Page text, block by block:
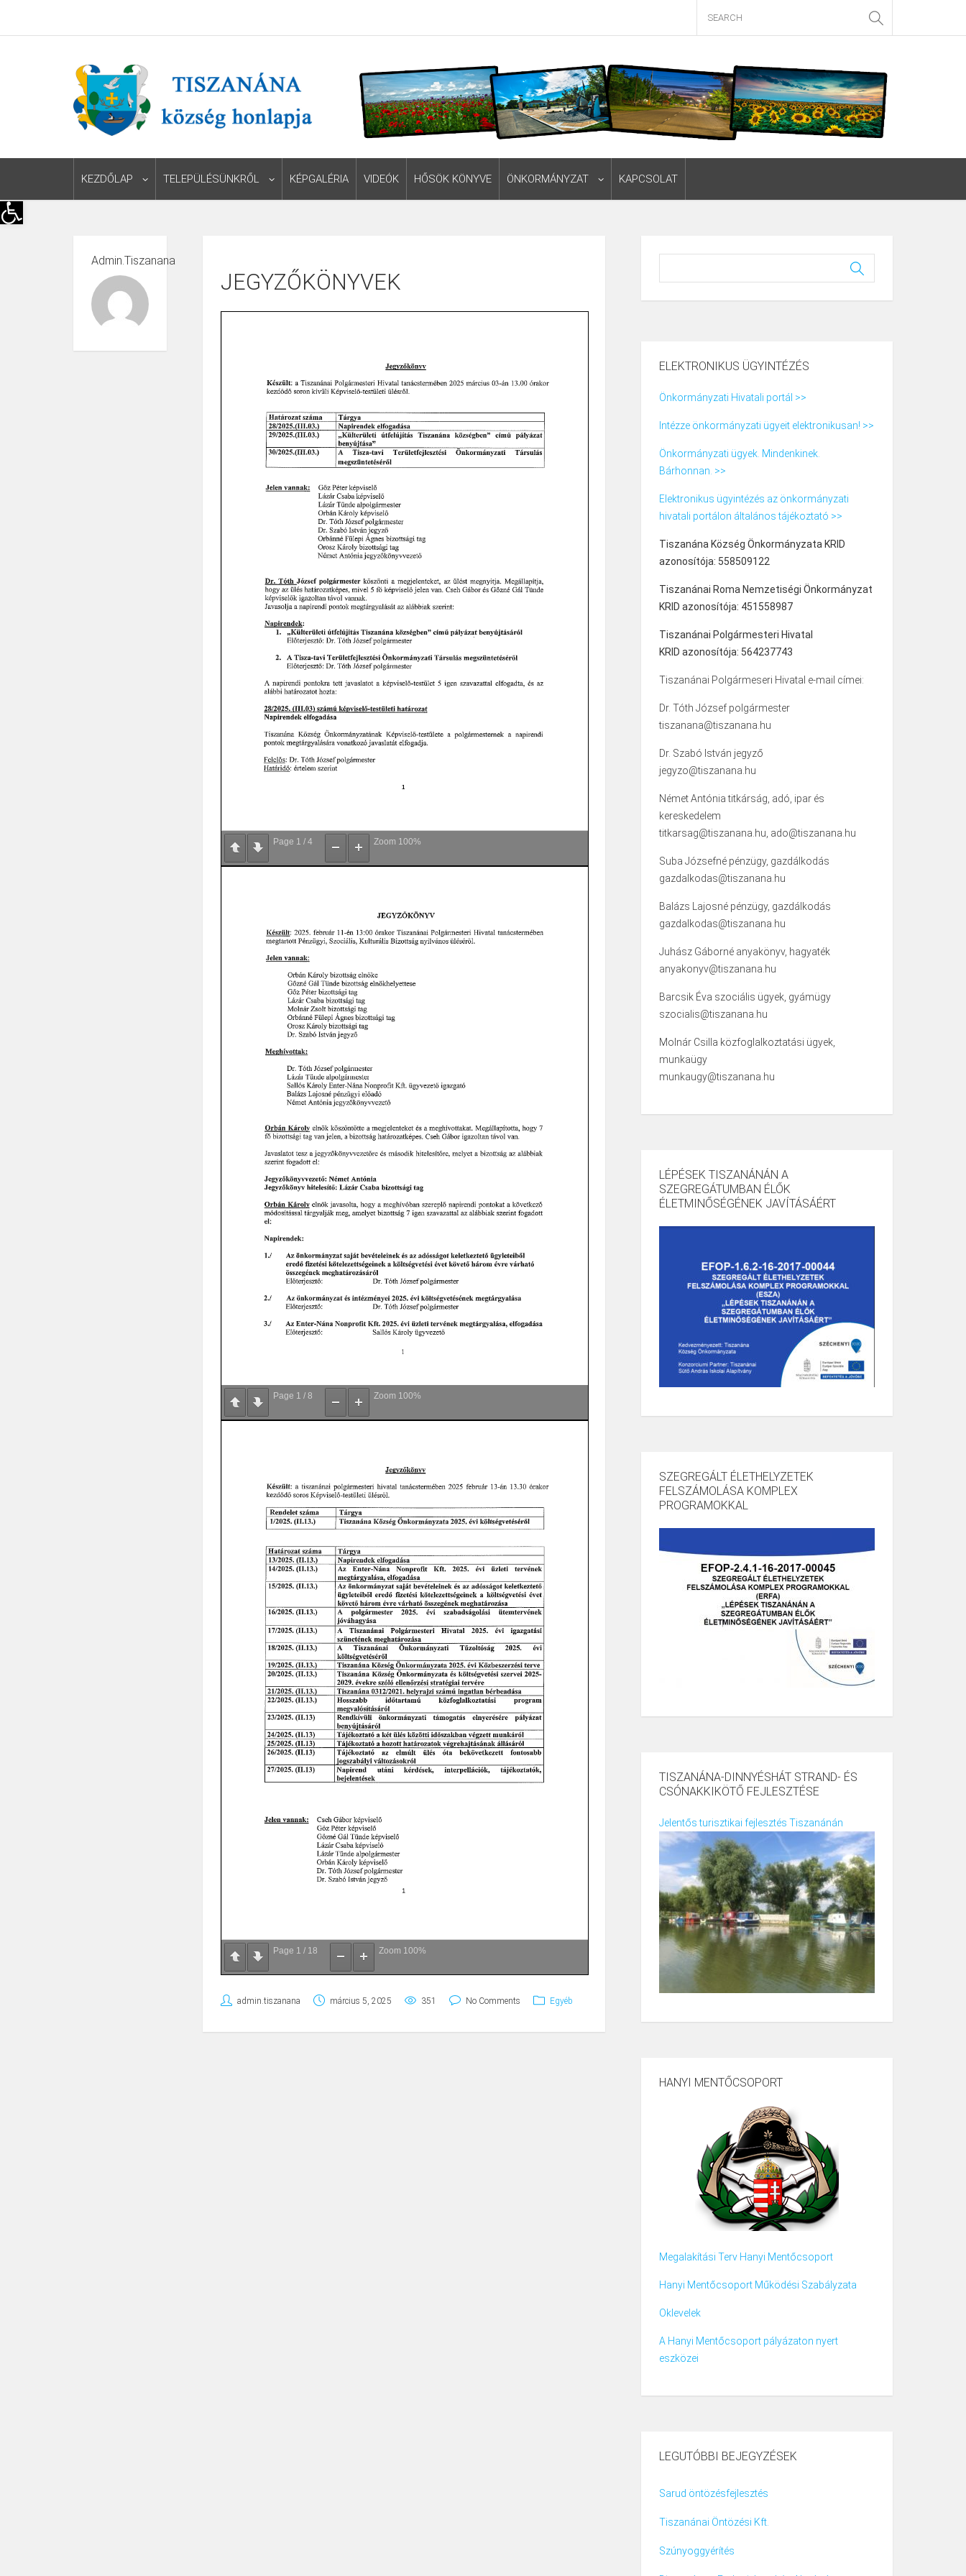
Eszköztár megnyitása
KEZDŐLAP TELEPÜLÉSÜNKRŐL KÉPGALÉRIA VIDEÓK HŐSÖK KÖNYVE ÖNKORMÁNYZAT KAPCSOLAT
Admin.tiszanana
JEGYZŐKÖNYVEK
Page 1 / 4 Zoom 100%
Page 1 / 8 Zoom 100%
Page 1 / 18 Zoom 100%
admin.tiszanana március 5, 2025 351 No Comments Egyéb
ELEKTRONIKUS ÜGYINTÉZÉS
Önkormányzati Hivatali portál >>
Intézze önkormányzati ügyeit elektronikusan! >>
Önkormányzati ügyek. Mindenkinek.
Bárhonnan. >>
Elektronikus ügyintézés az önkormányzati
hivatali portálon általános tájékoztató >>
Tiszanána Község Önkormányzata KRID
azonosítója: 558509122
Tiszanánai Roma Nemzetiségi Önkormányzat
KRID azonosítója: 451558987
Tiszanánai Polgármesteri Hivatal
KRID azonosítója: 564237743
Tiszanánai Polgármeseri Hivatal e-mail címei:
Dr. Tóth József polgármester
tiszanana@tiszanana.hu
Dr. Szabó István jegyző
jegyzo@tiszanana.hu
Német Antónia titkárság, adó, ipar és
kereskedelem
titkarsag@tiszanana.hu, ado@tiszanana.hu
Suba Józsefné pénzügy, gazdálkodás
gazdalkodas@tiszanana.hu
Balázs Lajosné pénzügy, gazdálkodás
gazdalkodas@tiszanana.hu
Juhász Gáborné anyakönyv, hagyaték
anyakonyv@tiszanana.hu
Barcsik Éva szociális ügyek, gyámügy
szocialis@tiszanana.hu
Molnár Csilla közfoglalkoztatási ügyek,
munkaügy
munkaugy@tiszanana.hu
LÉPÉSEK TISZANÁNÁN A
SZEGREGÁTUMBAN ÉLŐK
ÉLETMINŐSÉGÉNEK JAVÍTÁSÁÉRT
SZEGREGÁLT ÉLETHELYZETEK
FELSZÁMOLÁSA KOMPLEX
PROGRAMOKKAL
TISZANÁNA-DINNYÉSHÁT STRAND- ÉS
CSÓNAKKIKÖTŐ FEJLESZTÉSE
Jelentős turisztikai fejlesztés Tiszanánán
HANYI MENTŐCSOPORT
Megalakítási Terv Hanyi Mentőcsoport
Hanyi Mentőcsoport Működési Szabályzata
Oklevelek
A Hanyi Mentőcsoport pályázaton nyert
eszközei
LEGUTÓBBI BEJEGYZÉSEK
Sarud öntözésfejlesztés
Tiszanánai Öntözési Kft.
Szúnyoggyérítés